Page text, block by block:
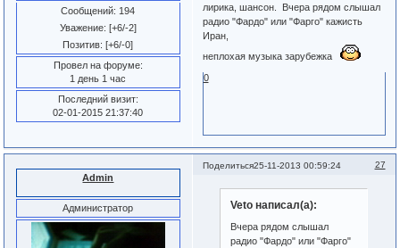
Сообщений: 194
Уважение: [+6/-2]
Позитив: [+6/-0]
Провел на форуме:
1 день 1 час
Последний визит:
02-01-2015 21:37:40
лирика, шансон. Вчера рядом слышал
радио "Фардо" или "Фарго" кажисть
Иран,
неплохая музыка зарубежка
0
Поделиться 27
25-11-2013 00:59:24
Admin
Администратор Veto написал(а):
Вчера рядом слышал
радио "Фардо" или "Фарго"